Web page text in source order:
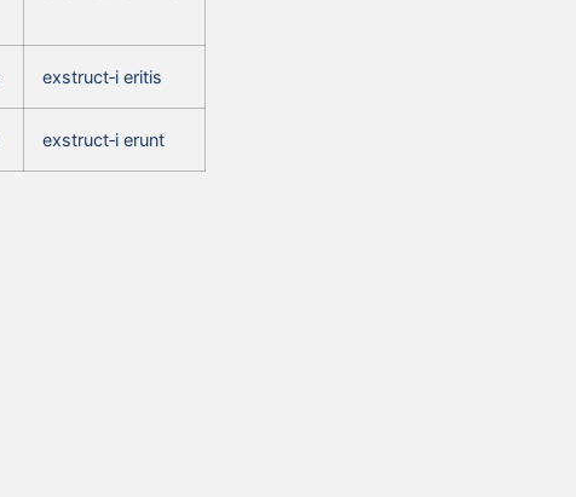
exstruct‑i eritis
exstruct‑i erunt